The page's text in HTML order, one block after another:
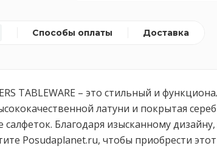
Способы оплаты Доставка
TABLEWARE – это стильный и
латуни и покрытая
Благодаря изысканному
Posudaplanet.ru, чтобы приобрести